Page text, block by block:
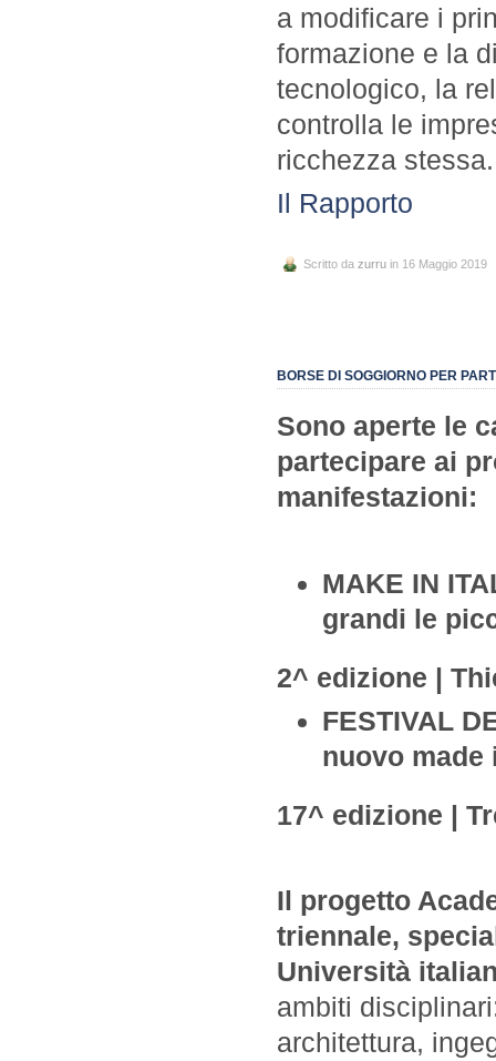
a modificare i
formazione e la
tecnologico, la
controlla le
ricchezza stessa.
Il Rapporto
Scritto da zurru in 16 Maggio 2019
BORSE DI SOGGIORNO PER
Sono aperte le
partecipare ai
manifestazioni:
MAKE IN
grandi le
2^ edizione |
FESTIVAL
nuovo
17^ edizione |
Il progetto
triennale,
Università
ambiti
architettura,